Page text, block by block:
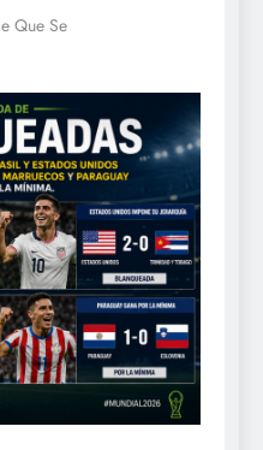
Que Se